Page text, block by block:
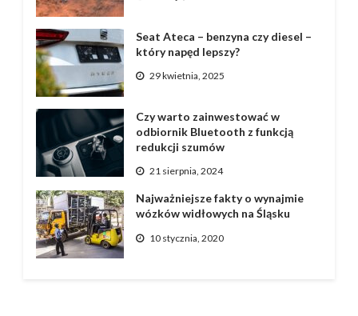
Seat Ateca – benzyna czy diesel –
który napęd lepszy?
29 kwietnia, 2025
Czy warto zainwestować w
odbiornik Bluetooth z funkcją
redukcji szumów
21 sierpnia, 2024
Najważniejsze fakty o wynajmie
wózków widłowych na Śląsku
10 stycznia, 2020